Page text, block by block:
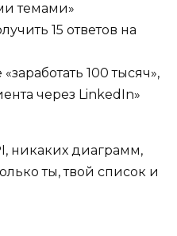
темами»
15 ответов на
100 тысяч»,
через LinkedIn»
никаких диаграмм,
ты, твой список и